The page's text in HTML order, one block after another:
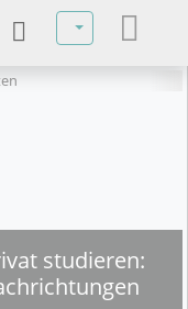
Sprache
studieren: